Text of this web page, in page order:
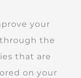
your
the
that are
on your